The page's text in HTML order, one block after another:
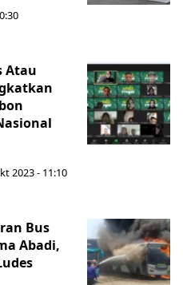
Atau
2023 - 11:10
Bus
Abadi,